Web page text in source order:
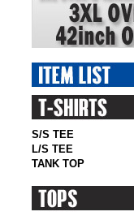
S/S TEE
L/S TEE
TANK TOP